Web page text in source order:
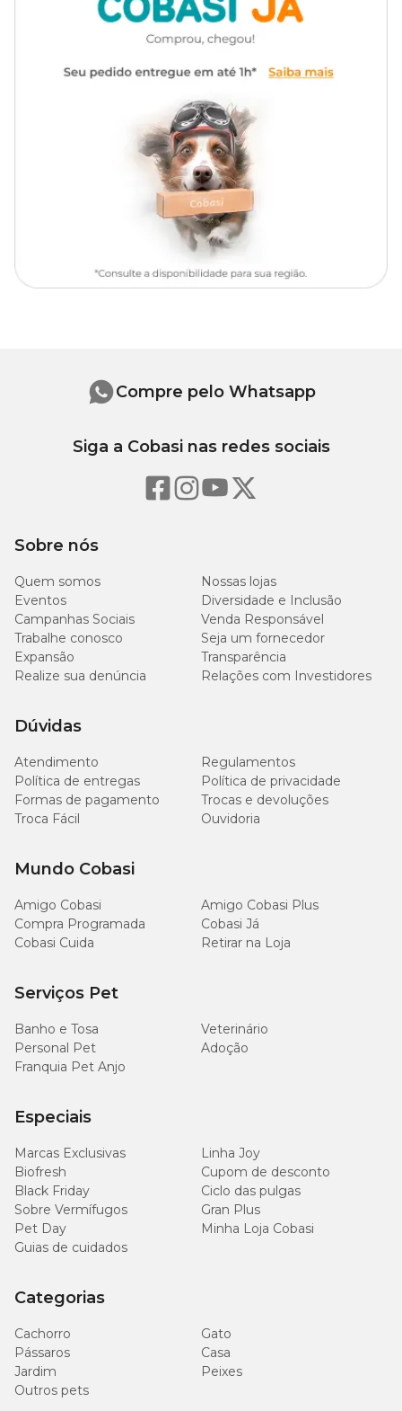
Frasco com 700ml
Veículo e Fragrância Frutal
O produto deve ser usado uma vez por semana.
Na Cobasi, você encontra o Shampoo 2 em 1 Filhotes Pet Clean
especial e excelentes ofertas.
Sobre nós
Quem somos
Nossas lojas
Eventos
Diversidade e Inclusão
Campanhas Sociais
Venda Responsável
Trabalhe conosco
Seja um fornecedor
Expansão
Transparência
Realize sua denúncia
Relações com Investidores
Dúvidas
Atendimento
Regulamentos
Política de entregas
Política de privacidade
Formas de pagamento
Trocas e devoluções
Troca Fácil
Ouvidoria
Mundo Cobasi
Amigo Cobasi
Amigo Cobasi Plus
Compra Programada
Cobasi Já
Cobasi Cuida
Retirar na Loja
Serviços Pet
Banho e Tosa
Veterinário
Personal Pet
Adoção
Franquia Pet Anjo
Especiais
Marcas Exclusivas
Linha Joy
Biofresh
Cupom de desconto
Black Friday
Ciclo das pulgas
Sobre Vermífugos
Gran Plus
Pet Day
Minha Loja Cobasi
Guias de cuidados
Categorias
Cachorro
Gato
Pássaros
Casa
Jardim
Peixes
Outros pets
Compre pelo Whatsapp
Siga a Cobasi nas redes sociais